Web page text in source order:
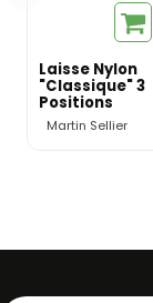
Laisse Nylon
"Classique" 3
Positions
Turquoise
20-200cm
Martin Sellier